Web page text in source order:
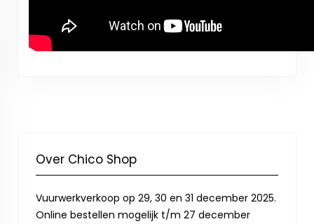
Over Chico Shop
Vuurwerkverkoop op 29, 30 en 31 december 2025.
Online bestellen mogelijk t/m 27 december